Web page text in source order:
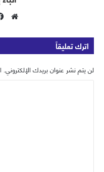
و
ق
ع
ا
اترك تعليقاً
لن يتم نشر عنوان بريدك الإلكتروني.